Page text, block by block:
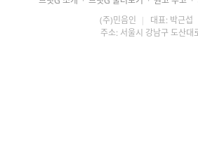
(주)민음인 | 대표: 박근섭
주소: 서울시 강남구 도산